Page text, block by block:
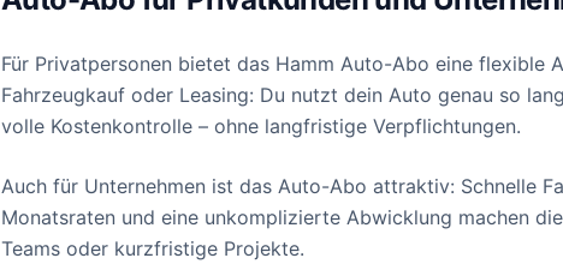
Für Privatpersonen bietet das Hamm Auto-Abo eine flexible
Fahrzeugkauf oder Leasing: Du nutzt dein Auto genau so
volle Kostenkontrolle – ohne langfristige Verpflichtungen.
Auch für Unternehmen ist das Auto-Abo attraktiv: Schnelle
Monatsraten und eine unkomplizierte Abwicklung machen
Teams oder kurzfristige Projekte.